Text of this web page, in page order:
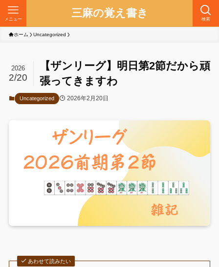
三麻の覚え書き 検索
メニュー
ホーム Uncategorized
【ザンリーグ】明日第2節だから頑
張ってきますわ
2026
2/20
Uncategorized 2026年2月20日
あわせて読みたい